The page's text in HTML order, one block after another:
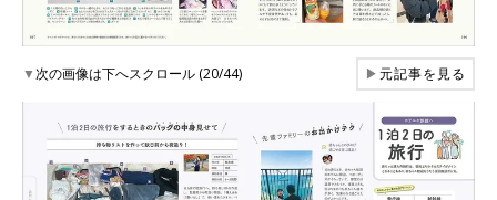
▼次の画像は下へスクロール (20/44) ▶元記事を見る